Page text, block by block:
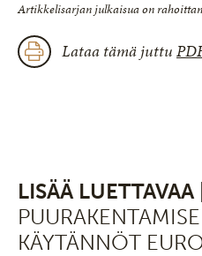
Artikkelisarjan julkaisua on
Lataa tämä juttu
LISÄÄ LUETTAVAA |
KÄYTÄNNÖT